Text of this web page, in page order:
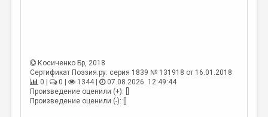
РЕЦЕНЗИРОВАНИЕ
ЦИКЛЫ ПУБЛИКАЦИЙ
Косиченко Бр, 2018
Сертификат Поэзия.ру: серия 1839 № 131918 от 16.01.2018
0 |
0 | 1344 |
07.08.2026. 12:49:44
Произведение оценили (+): []
Произведение оценили (-): []